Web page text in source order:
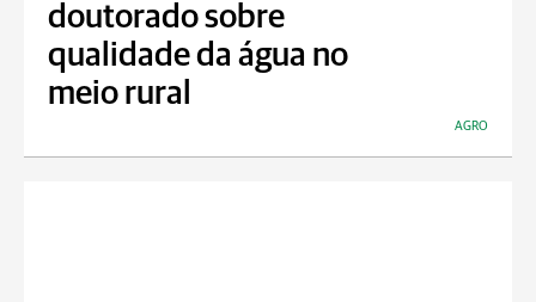
doutorado sobre
qualidade da água no
meio rural
AGRO